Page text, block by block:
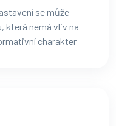
se může
která nemá vliv na
charakter